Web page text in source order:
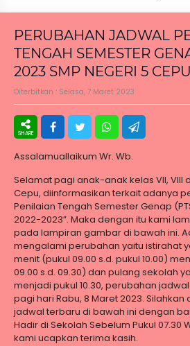
PERUBAHAN JADWAL
TENGAH SEMESTER
2023 SMP NEGERI 5 CEPU
Diterbitkan : Selasa, 7 Maret 2023
Assalamuallaikum Wr. Wb.
Selamat pagi anak-anak kelas VII, VIII
Cepu, diinformasikan terkait adanya
Penilaian Tengah Semester Genap
2022-2023”. Maka dengan itu kami
pada lampiran gambar di bawah ini.
mengalami perubahan yaitu istirahat
menit (pukul 09.00 s.d. pukul 10.00)
09.00 s.d. 09.30) dan pulang sekolah
menjadi pukul 10.30, perubahan
pagi hari Rabu, 8 Maret 2023.
jadwal terbaru di bawah ini dengan
Hadir di Sekolah Sebelum Pukul 07.30
kami ucapkan terima kasih.